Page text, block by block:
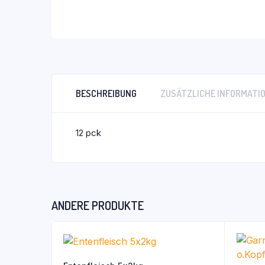
BESCHREIBUNG ZUSÄTZLICHE
12 pck
ANDERE PRODUKTE